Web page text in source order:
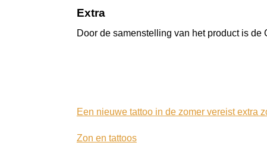
Extra
Door de samenstelling van het product is
Een nieuwe tattoo in de zomer vereist extra
Zon en tattoos